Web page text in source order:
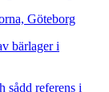
Göteborg
bärlager i
sådd referens i